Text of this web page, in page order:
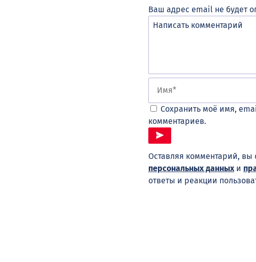
Ваш адрес email не будет
Сохранить моё имя,
комментариев.
Оставляя комментарий, вы
персональных данных и
ответы и реакции